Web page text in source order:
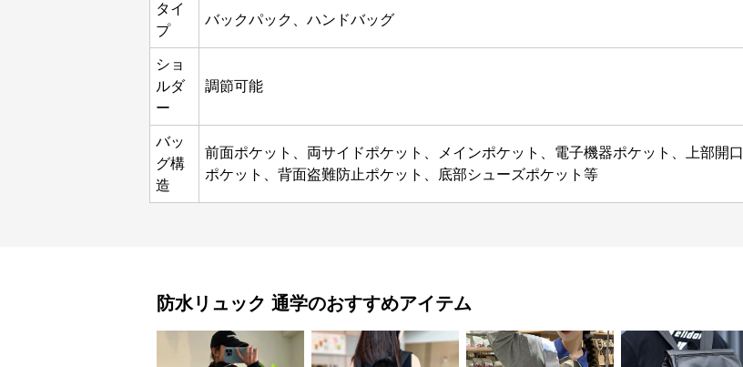
タイ
プ
バックパック、ハンドバッグ
ショ
ルダ
ー
調節可能
バッ
グ構
造
前面ポケット、両サイドポケット、メインポケット、電子機器ポケット、上部開口
ポケット、背面盗難防止ポケット、底部シューズポケット等
防水リュック 通学のおすすめアイテム